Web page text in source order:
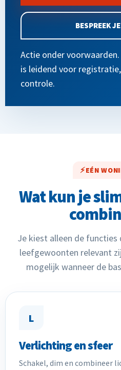
BESPREEK
Actie onder
is leidend voor
controle.
EÉN
Wat kun je
Je kiest alleen de
leefgewoonten relevant
mogelijk wanneer de
L
Verlichting en sfeer
Schakel, dim en combineer